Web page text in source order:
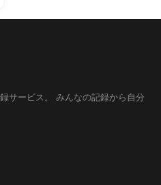
サービス。
みんなの記録から自分